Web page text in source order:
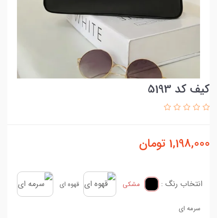
کیف کد 5193
1,198,000 تومان
انتخاب رنگ : مشکی قهوه ای
سرمه ای